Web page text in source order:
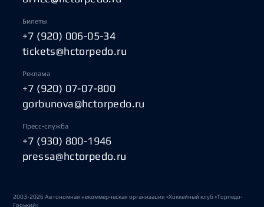
Билеты
+7 (920) 006-05-34
tickets@hctorpedo.ru
Реклама
+7 (920) 07-07-800
gorbunova@hctorpedo.ru
Пресс-служба
+7 (930) 800-1946
pressa@hctorpedo.ru
2003-2026 Автономная некоммерческая организация «Хоккейный клуб «Торпедо-
Горький»